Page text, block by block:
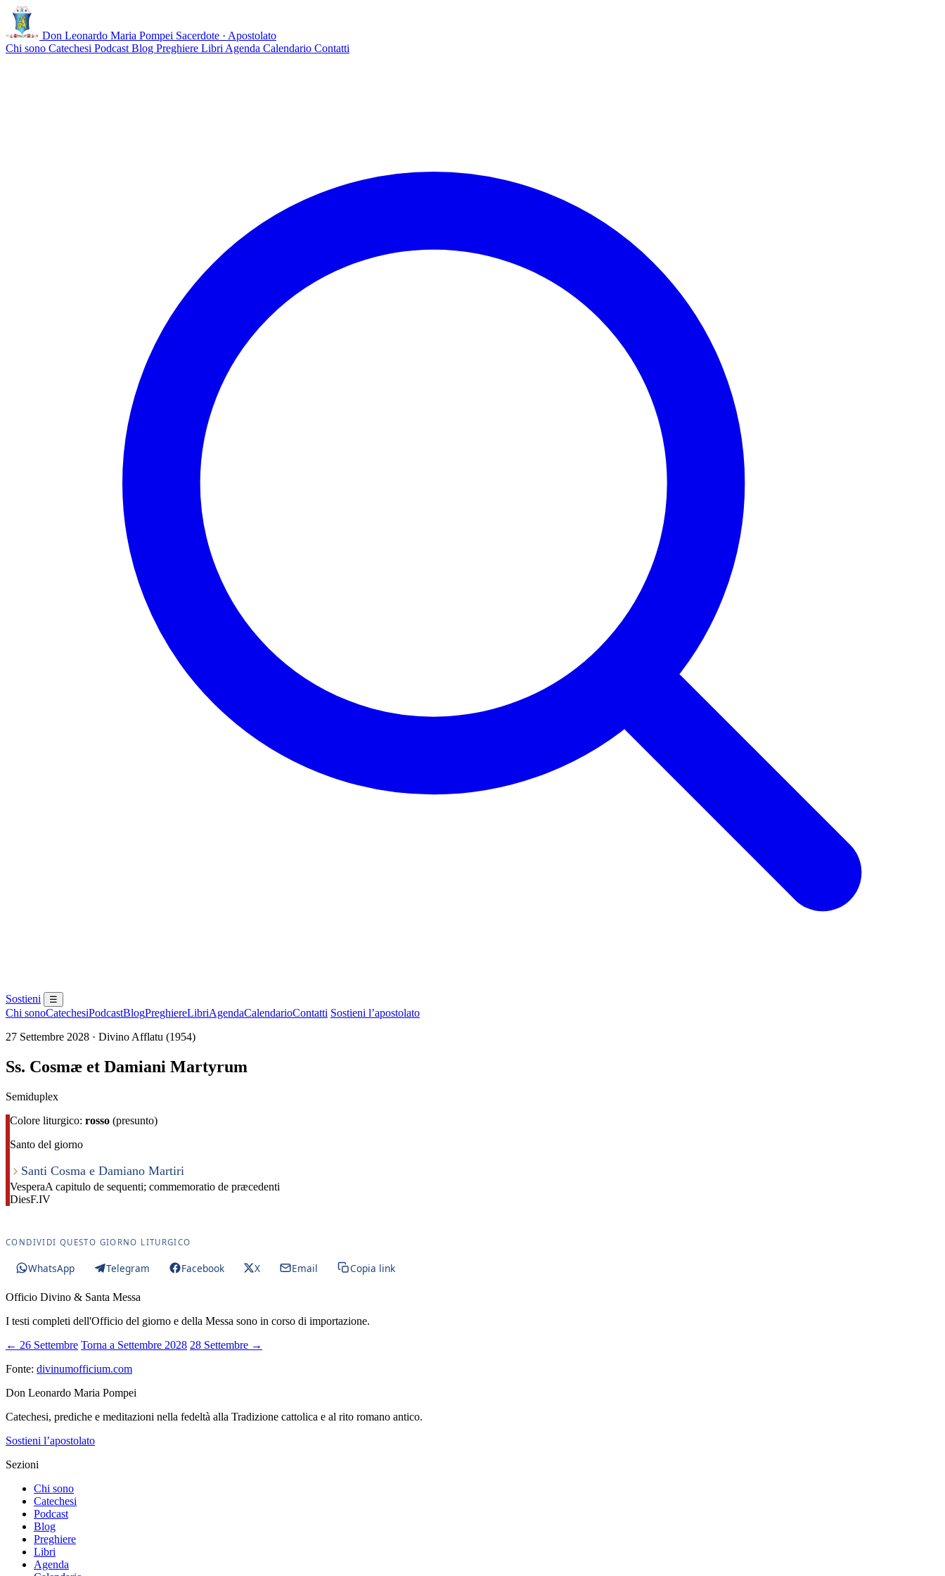
Don Leonardo Maria Pompei Sacerdote · Apostolato
Chi sono Catechesi Podcast Blog Preghiere Libri Agenda Calendario Contatti
Sostieni ☰
Chi sonoCatechesiPodcastBlogPreghiereLibriAgendaCalendarioContatti Sostieni l’apostolato
27 Settembre 2028 · Divino Afflatu (1954)
Ss. Cosmæ et Damiani Martyrum
Semiduplex
Colore liturgico: rosso (presunto)
Santo del giorno
Santi Cosma e Damiano Martiri
VesperaA capitulo de sequenti; commemoratio de præcedenti
DiesF.IV
CONDIVIDI QUESTO GIORNO LITURGICO
WhatsApp Telegram Facebook X Email Copia link
Officio Divino & Santa Messa
I testi completi dell'Officio del giorno e della Messa sono in corso di importazione.
← 26 Settembre Torna a Settembre 2028 28 Settembre →
Fonte: divinumofficium.com
Don Leonardo Maria Pompei
Catechesi, prediche e meditazioni nella fedeltà alla Tradizione cattolica e al rito romano antico.
Sostieni l’apostolato
Sezioni
Chi sono
Catechesi
Podcast
Blog
Preghiere
Libri
Agenda